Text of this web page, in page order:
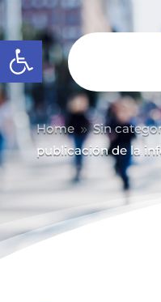
Abrir barra de
Home 9 Sin
publicación de la